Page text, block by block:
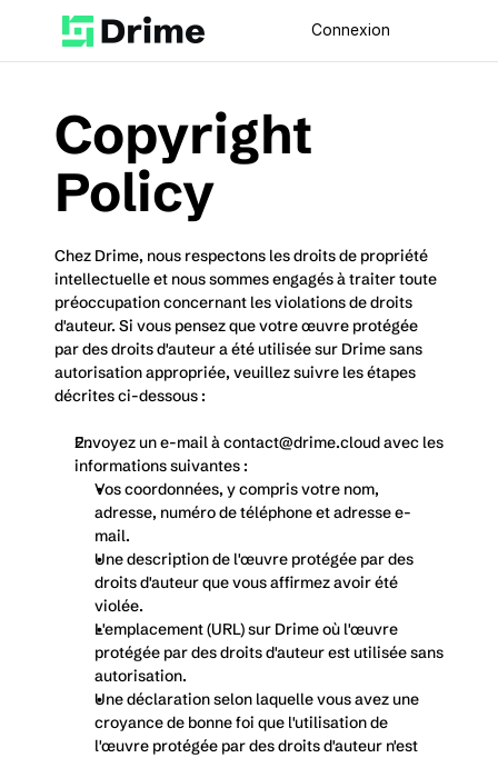
Connexion
Copyright
Policy
Chez Drime, nous respectons les droits de propriété
intellectuelle et nous sommes engagés à traiter toute
préoccupation concernant les violations de droits
d'auteur. Si vous pensez que votre œuvre protégée
par des droits d'auteur a été utilisée sur Drime sans
autorisation appropriée, veuillez suivre les étapes
décrites ci-dessous :
Envoyez un e-mail à contact@drime.cloud avec les
informations suivantes :
Vos coordonnées, y compris votre nom,
adresse, numéro de téléphone et adresse e-
mail.
Une description de l'œuvre protégée par des
droits d'auteur que vous affirmez avoir été
violée.
L'emplacement (URL) sur Drime où l'œuvre
protégée par des droits d'auteur est utilisée sans
autorisation.
Une déclaration selon laquelle vous avez une
croyance de bonne foi que l'utilisation de
l'œuvre protégée par des droits d'auteur n'est